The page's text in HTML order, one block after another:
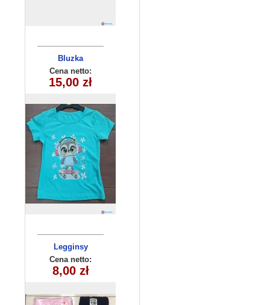
Bluzka
dziecięca
180626-14(6-16)
6szt
Cena netto:
15,00 zł
Legginsy
dziewczęce
(9-12) 4szt
Cena netto:
8,00 zł